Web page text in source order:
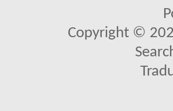
Copyright ©